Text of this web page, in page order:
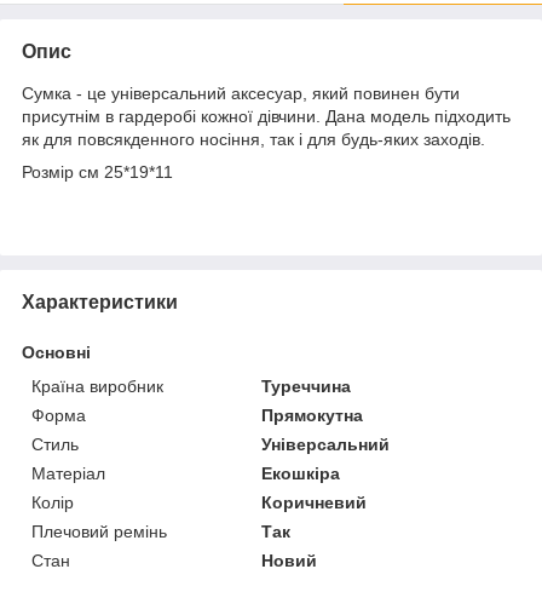
Опис
Сумка - це універсальний аксесуар, який повинен бути
присутнім в гардеробі кожної дівчини. Дана модель підходить
як для повсякденного носіння, так і для будь-яких заходів.
Розмір см 25*19*11
Характеристики
Основні
Країна виробник
Туреччина
Форма
Прямокутна
Стиль
Універсальний
Матеріал
Екошкіра
Колір
Коричневий
Плечовий ремінь
Так
Стан
Новий